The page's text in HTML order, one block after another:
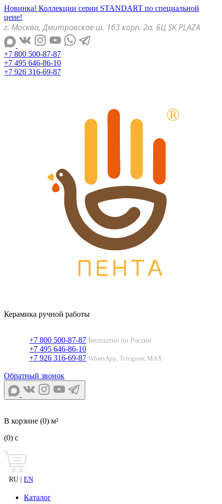
Новинка! Коллекции серии STANDART по специальной
цене!
г. Москва, Дмитровское ш. 163 корп. 2а. БЦ SK PLAZA
+7 800 500-87-87
+7 495 646-86-10
+7 926 316-69-87
Керамика ручной работы
+7 800 500-87-87 Бесплатно по России
+7 495 646-86-10
+7 926 316-69-87 WhatsApp, Telegram, MAX
Обратный звонок
В корзине (0) м²
(0) c
RU | EN
Каталог